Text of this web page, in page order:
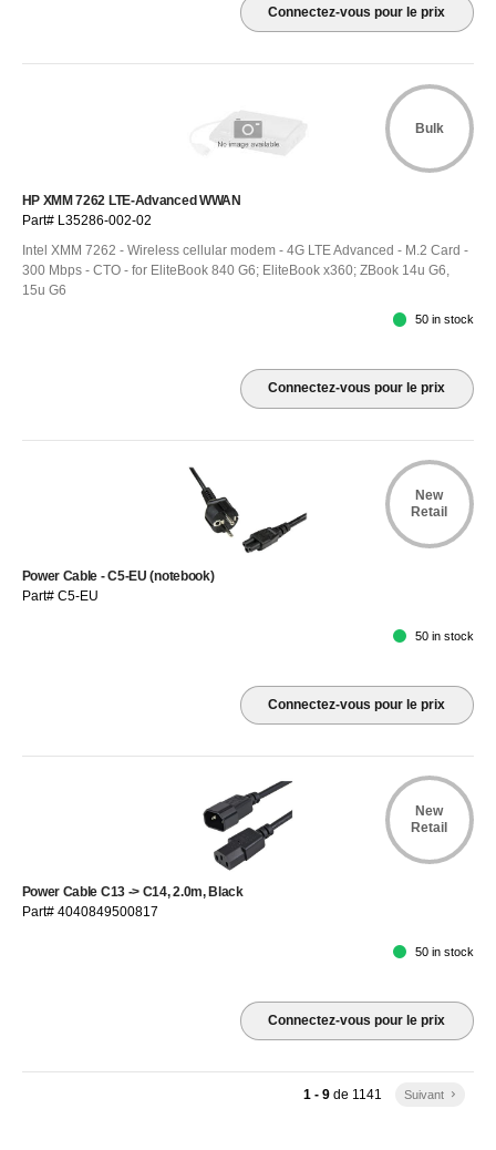
Connectez-vous pour le prix
Bulk
HP XMM 7262 LTE-Advanced WWAN
Part# L35286-002-02
Intel XMM 7262 - Wireless cellular modem - 4G LTE Advanced - M.2 Card -
300 Mbps - CTO - for EliteBook 840 G6; EliteBook x360; ZBook 14u G6,
15u G6
50 in stock
Connectez-vous pour le prix
New
Retail
Power Cable - C5-EU (notebook)
Part# C5-EU
50 in stock
Connectez-vous pour le prix
New
Retail
Power Cable C13 -> C14, 2.0m, Black
Part# 4040849500817
50 in stock
Connectez-vous pour le prix
1 - 9de 1141 Suivant keyboard_arrow_right